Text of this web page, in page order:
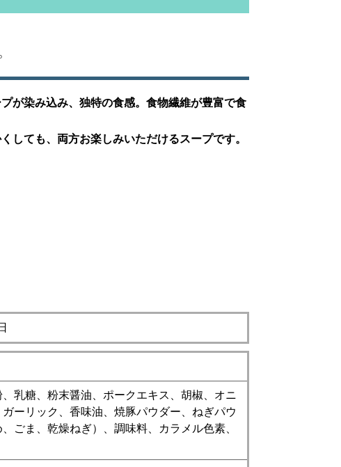
が染み込み、独特の食感。食物繊維が豊富で食
ても、両方お楽しみいただけるスープです。
乳糖、粉末醤油、ポークエキス、胡椒、オニ
ーリック、香味油、焼豚パウダー、ねぎパウ
ごま、乾燥ねぎ）、調味料、カラメル色素、